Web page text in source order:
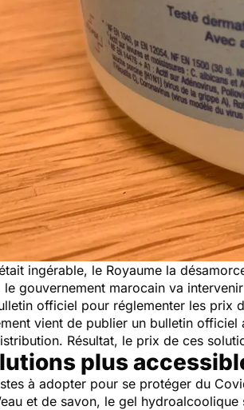
ingérable, le Royaume la
gouvernement marocain va
officiel pour réglementer les prix
vient de publier un bulletin
Résultat, le prix de ces
plus
à adopter pour se protéger du
et de savon, le gel